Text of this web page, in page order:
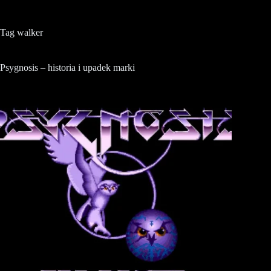
Tag walker
Psygnosis – historia i upadek marki